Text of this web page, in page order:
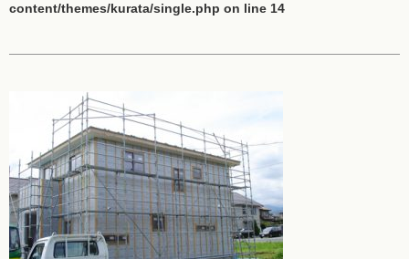
content/themes/kurata/single.php on line 14